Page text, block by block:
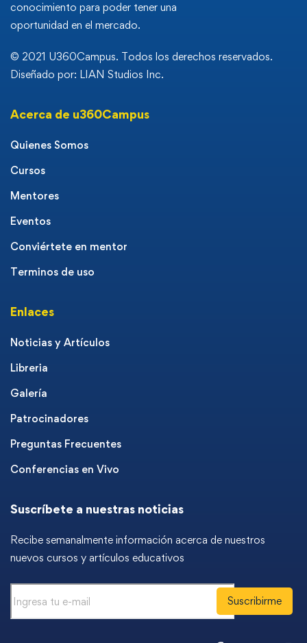
conocimiento para poder tener una
oportunidad en el mercado.
© 2021 U360Campus. Todos los derechos reservados.
Diseñado por: LIAN Studios Inc.
Acerca de u360Campus
Quienes Somos
Cursos
Mentores
Eventos
Conviértete en mentor
Terminos de uso
Enlaces
Noticias y Artículos
Libreria
Galería
Patrocinadores
Preguntas Frecuentes
Conferencias en Vivo
Suscríbete a nuestras noticias
Recibe semanalmente información acerca de nuestros
nuevos cursos y artículos educativos
Suscribirme